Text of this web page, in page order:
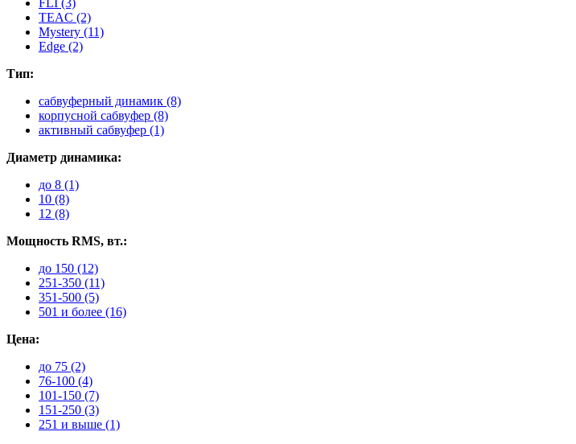
FLI (3)
TEAC (2)
Mystery (11)
Edge (2)
Тип:
сабвуферный динамик (8)
корпусной сабвуфер (8)
активный сабвуфер (1)
Диаметр динамика:
до 8 (1)
10 (8)
12 (8)
Мощность RMS, вт.:
до 150 (12)
251-350 (11)
351-500 (5)
501 и более (16)
Цена:
до 75 (2)
76-100 (4)
101-150 (7)
151-250 (3)
251 и выше (1)